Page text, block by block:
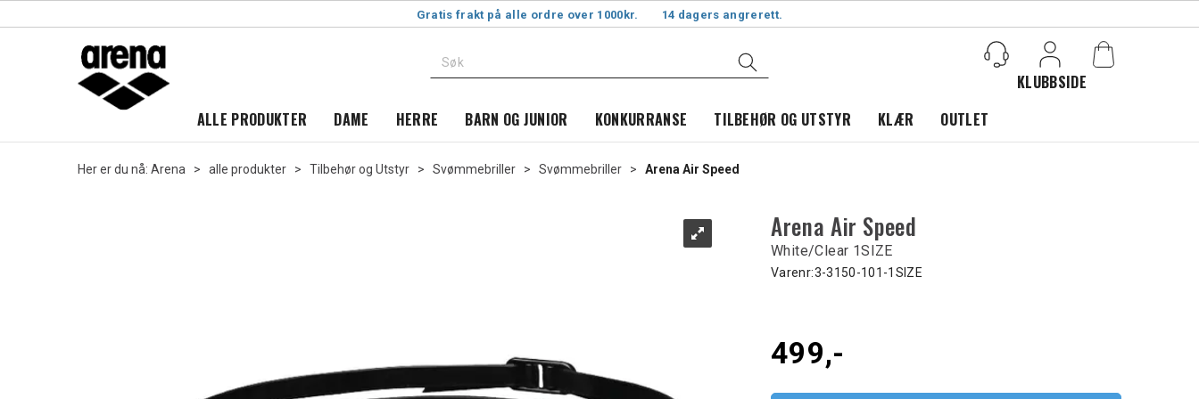
Gratis frakt på alle ordre over 1000kr. 14 dagers angrerett.
Logg inn
ALLE PRODUKTER DAME HERRE BARN OG JUNIOR KONKURRANSE TILBEHØR OG UTSTYR KLÆR OUTLET
KLUBBSIDE
Her er du nå: Arena > alle produkter > Tilbehør og Utstyr > Svømmebriller > Svømmebriller > Arena Air Speed
Arena Air Speed
White/Clear 1SIZE
Varenr:3-3150-101-1SIZE
499,-